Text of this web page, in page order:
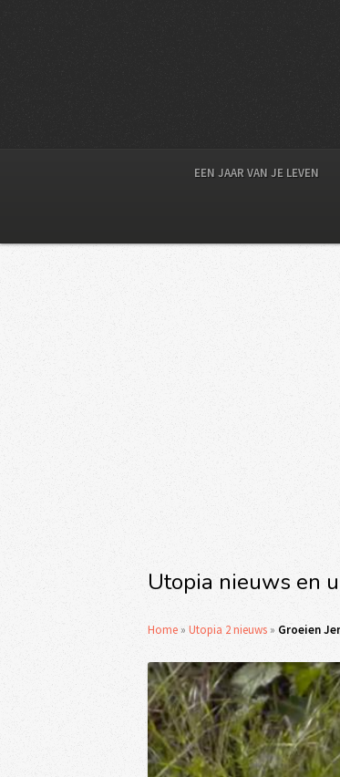
EEN JAAR VAN JE LEVEN
Utopia nieuws en
Home » Utopia 2 nieuws » Groeien